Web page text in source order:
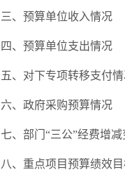
三、预算单位收入情况
四、预算单位支出情况
五、对下专项转移支付
六、政府采购预算情况
七、部门“三公”经费增
八、重点项目预算绩效